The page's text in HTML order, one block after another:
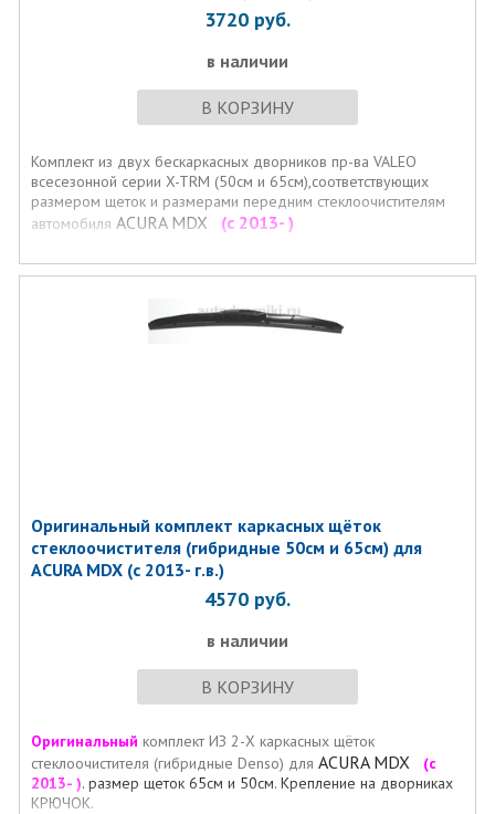
3720 руб.
в наличии
В КОРЗИНУ
Комплект из двух бескаркасных дворников пр-ва VALEO
всесезонной серии X-TRM (50см и 65см),соответствующих
размером щеток и размерами передним стеклоочистителям
автомобиля ACURA MDX (с 2013- )
Оригинальный комплект каркасных щёток
стеклоочистителя (гибридные 50см и 65см) для
ACURA MDX (с 2013- г.в.)
4570 руб.
в наличии
В КОРЗИНУ
Оригинальный комплект ИЗ 2-Х каркасных щёток
стеклоочистителя (гибридные Denso) для ACURA MDX
(с
2013- ). размер щеток 65см и 50см. Крепление на дворниках
КРЮЧОК.